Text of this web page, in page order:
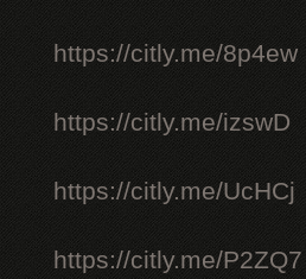
https://citly.me/8p4ew
https://citly.me/izswD
https://citly.me/UcHCj
https://citly.me/P2ZQ7